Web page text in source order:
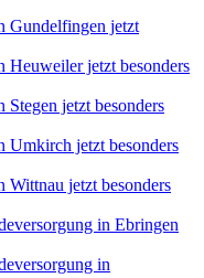
Gundelfingen jetzt
Heuweiler jetzt besonders
jetzt besonders
Umkirch jetzt besonders
jetzt besonders
in Ebringen
in